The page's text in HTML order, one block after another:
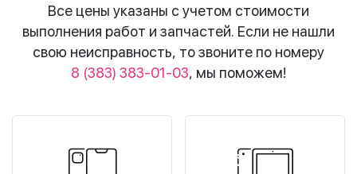
Все цены указаны с учетом стоимости
выполнения работ и запчастей. Если не нашли
свою неисправность, то звоните по номеру
8 (383) 383-01-03, мы поможем!